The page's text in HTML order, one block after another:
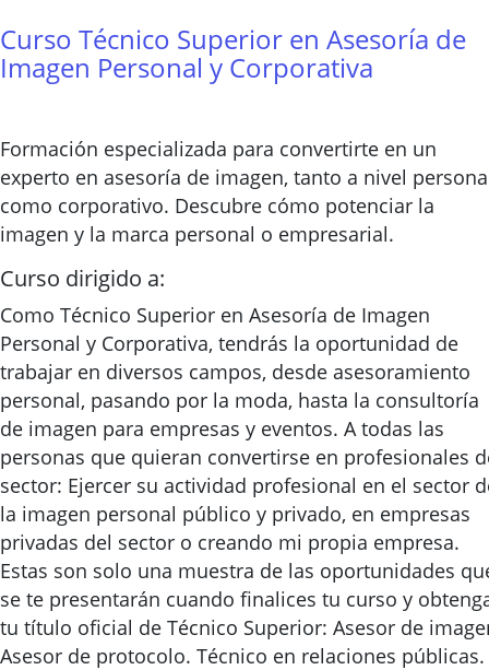
Curso Técnico Superior en Asesoría de
Imagen Personal y Corporativa
Formación especializada para convertirte en un
experto en asesoría de imagen, tanto a nivel
como corporativo. Descubre cómo potenciar la
imagen y la marca personal o empresarial.
Curso dirigido a:
Como Técnico Superior en Asesoría de Imagen
Personal y Corporativa, tendrás la oportunidad de
trabajar en diversos campos, desde asesoramiento
personal, pasando por la moda, hasta la consultoría
de imagen para empresas y eventos. A todas las
personas que quieran convertirse en profesionales
sector: Ejercer su actividad profesional en el sector
la imagen personal público y privado, en empresas
privadas del sector o creando mi propia empresa.
Estas son solo una muestra de las oportunidades
se te presentarán cuando finalices tu curso y
tu título oficial de Técnico Superior: Asesor de
Asesor de protocolo. Técnico en relaciones públicas.